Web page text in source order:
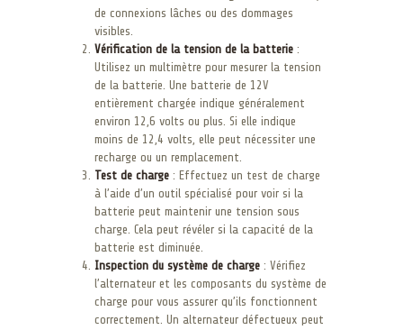
de connexions lâches ou des dommages
visibles.
Vérification de la tension de la batterie :
Utilisez un multimètre pour mesurer la tension
de la batterie. Une batterie de 12V
entièrement chargée indique généralement
environ 12,6 volts ou plus. Si elle indique
moins de 12,4 volts, elle peut nécessiter une
recharge ou un remplacement.
Test de charge : Effectuez un test de charge
à l’aide d’un outil spécialisé pour voir si la
batterie peut maintenir une tension sous
charge. Cela peut révéler si la capacité de la
batterie est diminuée.
Inspection du système de charge : Vérifiez
l’alternateur et les composants du système de
charge pour vous assurer qu’ils fonctionnent
correctement. Un alternateur défectueux peut